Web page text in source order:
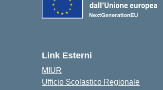
Link Esterni
MIUR
Ufficio Scolastico Regionale